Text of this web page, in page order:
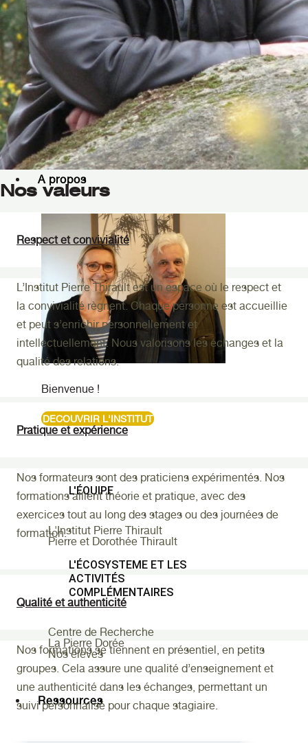
Accompagnements
ENTREPRENEURIAT
Porteur de projet (à venir)
CERCLE
Cercle de femmes (à venir)
A propos
Bienvenue !
DECOUVRIR L'INSTITUT
L'ÉQUIPE
L'Institut Pierre Thirault
Pierre et Dorothée Thirault
L'ÉCOSYSTEME ET LES
ACTIVITÉS
COMPLÉMENTAIRES
Centre de Recherche
La Pierre Dorée
Nos élèves
Ressources
Nos valeurs
Respect et convivialité
L’Institut Pierre Thirault est un espace où le respect et
la convivialité règnent. Chaque personne est accueillie
et peut s’enrichir personnellement et
intellectuellement. Nous valorisons les échanges et la
qualité des relations.
Pratique et expérience
Nos formateurs sont des praticiens expérimentés. Nos
formations allient théorie et pratique, avec des
exercices tout au long des stages ou des journées de
formation.
Qualité et authenticité
Nos formations se tiennent en présentiel, en petits
groupes. Cela assure une qualité d’enseignement et
une authenticité dans les échanges, permettant un
suivi personnalisé pour chaque stagiaire.